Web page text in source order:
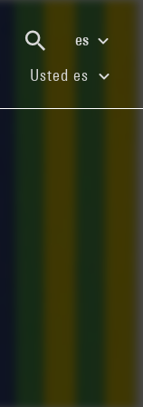
es
(current)
Usted es